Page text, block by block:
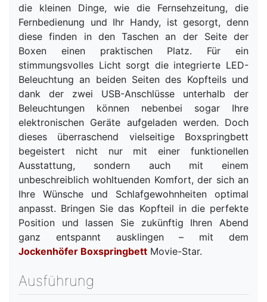
die kleinen Dinge, wie die Fernsehzeitung, die
Fernbedienung und Ihr Handy, ist gesorgt, denn
diese finden in den Taschen an der Seite der
Boxen einen praktischen Platz. Für ein
stimmungsvolles Licht sorgt die integrierte LED-
Beleuchtung an beiden Seiten des Kopfteils und
dank der zwei USB-Anschlüsse unterhalb der
Beleuchtungen können nebenbei sogar Ihre
elektronischen Geräte aufgeladen werden. Doch
dieses überraschend vielseitige Boxspringbett
begeistert nicht nur mit einer funktionellen
Ausstattung, sondern auch mit einem
unbeschreiblich wohltuenden Komfort, der sich an
Ihre Wünsche und Schlafgewohnheiten optimal
anpasst. Bringen Sie das Kopfteil in die perfekte
Position und lassen Sie zukünftig Ihren Abend
ganz entspannt ausklingen – mit dem
Jockenhöfer Boxspringbett Movie-Star.
Ausführung